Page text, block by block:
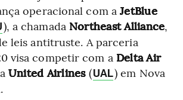
operacional com aJetBlue
), a chamada Northeast Alliance,
leis antitruste. A parceria
visa competir com a Delta Air
United Airlines(UAL) em Nova